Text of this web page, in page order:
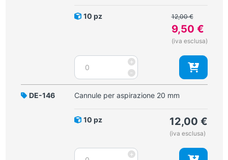
10 pz 12,00€Il
prezzo
originale
12,00 €.
9,50 €
Il
attuale
9,50 €.
(iva esclusa)
-
Cannule
aspirazione
24
+
DE-146 Cannule per aspirazione 20 mm
10 pz 12,00 €
(iva esclusa)
Cannule
+